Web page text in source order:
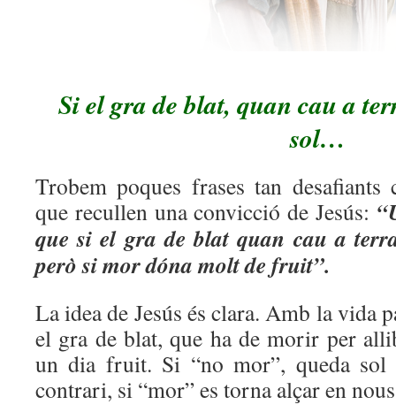
Si el gra de blat, quan cau a
sol…
Trobem poques frases tan desafiants
que recullen una convicció de Jesús:
que si el gra de blat quan cau a
però si mor dóna molt de fruit”.
La idea de Jesús és clara. Amb la vida
el gra de blat, que ha de morir per
un dia fruit. Si “no mor”, queda
contrari, si “mor” es torna alçar en